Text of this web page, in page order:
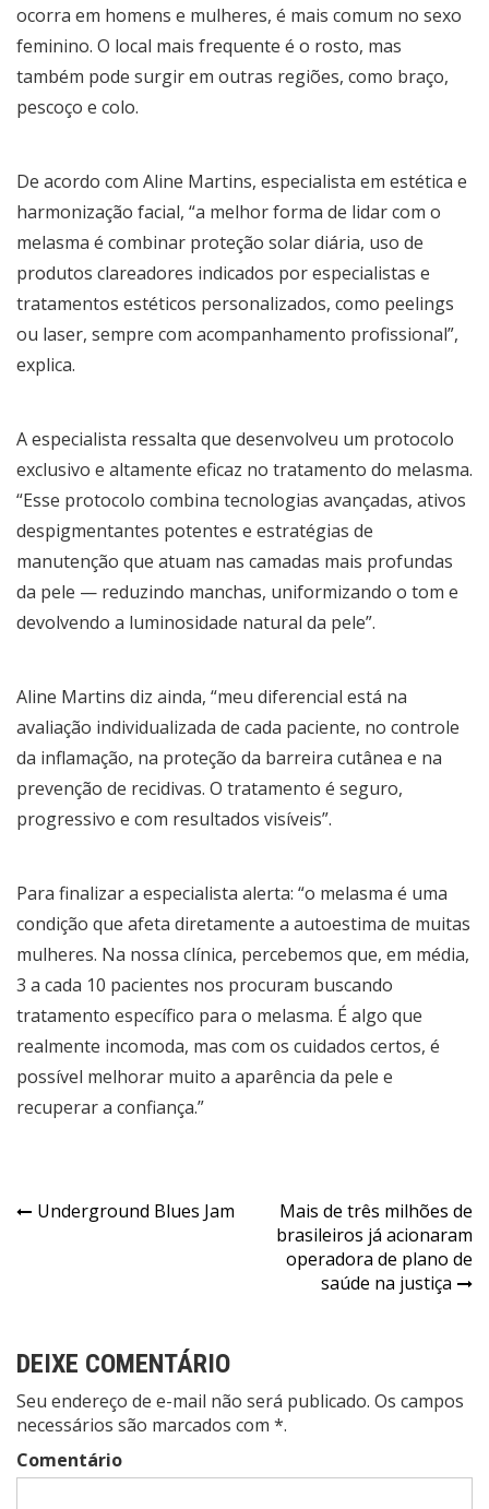
ocorra em homens e mulheres, é mais comum no sexo
feminino. O local mais frequente é o rosto, mas
também pode surgir em outras regiões, como braço,
pescoço e colo.
De acordo com Aline Martins, especialista em estética e
harmonização facial, “a melhor forma de lidar com o
melasma é combinar proteção solar diária, uso de
produtos clareadores indicados por especialistas e
tratamentos estéticos personalizados, como peelings
ou laser, sempre com acompanhamento profissional”,
explica.
A especialista ressalta que desenvolveu um protocolo
exclusivo e altamente eficaz no tratamento do melasma.
“Esse protocolo combina tecnologias avançadas, ativos
despigmentantes potentes e estratégias de
manutenção que atuam nas camadas mais profundas
da pele — reduzindo manchas, uniformizando o tom e
devolvendo a luminosidade natural da pele”.
Aline Martins diz ainda, “meu diferencial está na
avaliação individualizada de cada paciente, no controle
da inflamação, na proteção da barreira cutânea e na
prevenção de recidivas. O tratamento é seguro,
progressivo e com resultados visíveis”.
Para finalizar a especialista alerta: “o melasma é uma
condição que afeta diretamente a autoestima de muitas
mulheres. Na nossa clínica, percebemos que, em média,
3 a cada 10 pacientes nos procuram buscando
tratamento específico para o melasma. É algo que
realmente incomoda, mas com os cuidados certos, é
possível melhorar muito a aparência da pele e
recuperar a confiança.”
Navegação
Underground Blues Jam
Mais de três milhões de
brasileiros já acionaram
operadora de plano de
saúde na justiça
DEIXE COMENTÁRIO
Seu endereço de e-mail não será publicado. Os campos
necessários são marcados com *.
Comentário